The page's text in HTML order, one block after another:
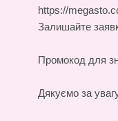
https://
Залишайте
Промокод для
Дякуємо за